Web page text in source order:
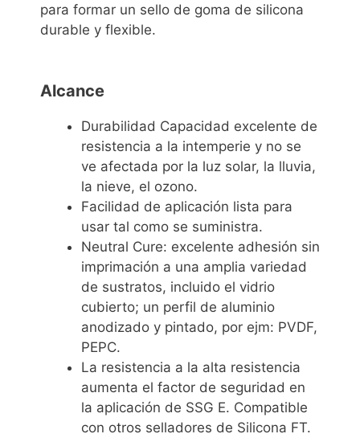
para formar un sello de goma de silicona
durable y flexible.
Alcance
Durabilidad Capacidad excelente de
resistencia a la intemperie y no se
ve afectada por la luz solar, la lluvia,
la nieve, el ozono.
Facilidad de aplicación lista para
usar tal como se suministra.
Neutral Cure: excelente adhesión sin
imprimación a una amplia variedad
de sustratos, incluido el vidrio
cubierto; un perfil de aluminio
anodizado y pintado, por ejm: PVDF,
PEPC.
La resistencia a la alta resistencia
aumenta el factor de seguridad en
la aplicación de SSG E. Compatible
con otros selladores de Silicona FT.